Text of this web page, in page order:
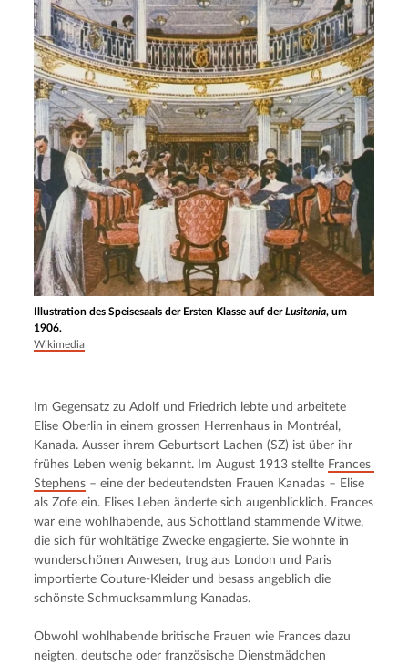
Illustration des Speisesaals der Ersten Klasse auf derLusitania, um
1906.
Wikimedia
Im Gegensatz zu Adolf und Friedrich lebte und arbeitete
Elise Oberlin in einem grossen Herrenhaus in Montréal,
Kanada. Ausser ihrem Geburtsort Lachen (SZ) ist über ihr
frühes Leben wenig bekannt. Im August 1913 stellte Frances
Stephens – eine der bedeutendsten Frauen Kanadas – Elise
als Zofe ein. Elises Leben änderte sich augenblicklich. Frances
war eine wohlhabende, aus Schottland stammende Witwe,
die sich für wohltätige Zwecke engagierte. Sie wohnte in
wunderschönen Anwesen, trug aus London und Paris
importierte Couture-Kleider und besass angeblich die
schönste Schmucksammlung Kanadas.
Obwohl wohlhabende britische Frauen wie Frances dazu
neigten, deutsche oder französische Dienstmädchen